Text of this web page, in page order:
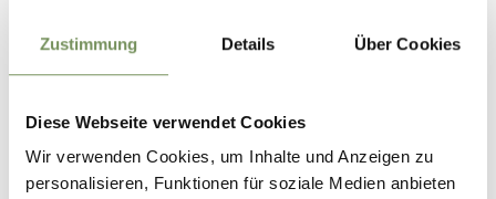
Zustimmung Details Über Cookies
Diese Webseite verwendet Cookies
Wir verwenden Cookies, um Inhalte und Anzeigen zu
personalisieren, Funktionen für soziale Medien anbieten